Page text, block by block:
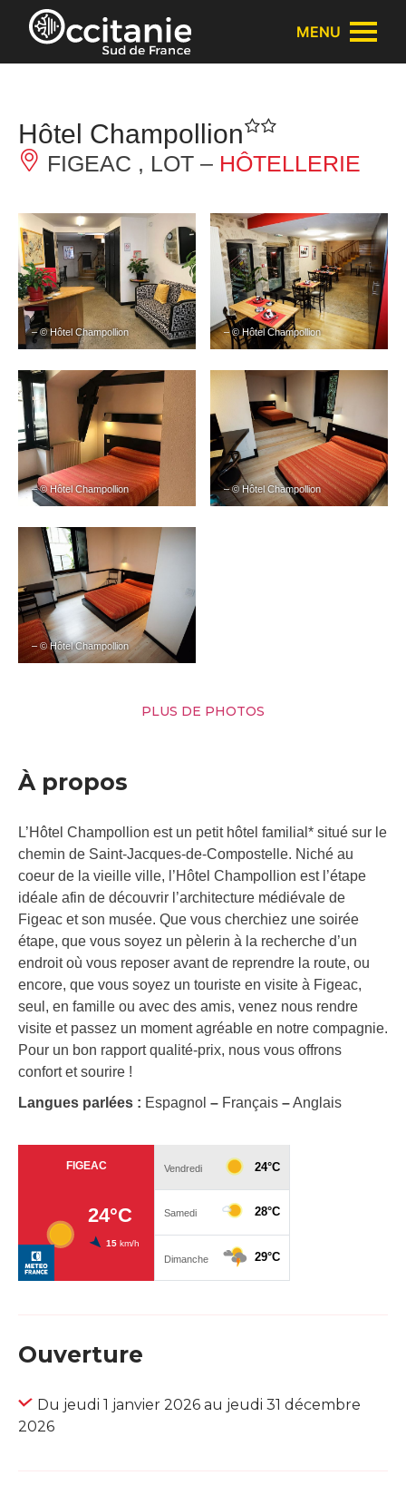
Panneau de gestion des cookies
MENU
Hôtel Champollion
FIGEAC , LOT – HÔTELLERIE
– © Hôtel Champollion – © Hôtel Champollion
– © Hôtel Champollion – © Hôtel Champollion
– © Hôtel Champollion
PLUS DE PHOTOS
À propos
L’Hôtel Champollion est un petit hôtel familial* situé sur le
chemin de Saint-Jacques-de-Compostelle. Niché au
coeur de la vieille ville, l’Hôtel Champollion est l’étape
idéale afin de découvrir l’architecture médiévale de
Figeac et son musée. Que vous cherchiez une soirée
étape, que vous soyez un pèlerin à la recherche d’un
endroit où vous reposer avant de reprendre la route, ou
encore, que vous soyez un touriste en visite à Figeac,
seul, en famille ou avec des amis, venez nous rendre
visite et passez un moment agréable en notre compagnie.
Pour un bon rapport qualité-prix, nous vous offrons
confort et sourire !
Langues parlées : Espagnol – Français –Anglais
Ouverture
Du jeudi 1 janvier 2026 au jeudi 31 décembre
2026